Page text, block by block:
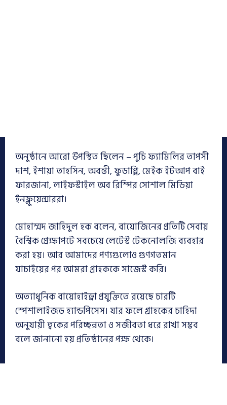
অনুষ্ঠানে আরো উপস্থিত ছিলেন – পুচি ফ্যামিলির তাপসী
দাশ, ইশায়া তাহসিন, অবন্তী, ফুডাপ্পি, মেইক ইটআপ বাই
ফারজানা, লাইফস্টাইল অব রিম্পির সোশাল মিডিয়া
ইনফ্লুয়েন্সাররা।
মোহাম্মদ জাহিদুল হক বলেন, বায়োজিনের প্রতিটি সেবায়
বৈশ্বিক প্রেক্ষাপটে সবচেয়ে লেটেস্ট টেকনোলজি ব্যবহার
করা হয়। আর আমাদের পণ্যগুলোও গুণগতমান
যাচাইয়ের পর আমরা গ্রাহককে সাজেস্ট করি।
অত্যাধুনিক বায়োহাইড্রা প্রযুক্তিতে রয়েছে চারটি
স্পেশালাইজড হ্যান্ডপিসেস। যার ফলে গ্রাহকের চাহিদা
অনুযায়ী ত্বকের পরিচ্ছন্নতা ও সজীবতা ধরে রাখা সম্ভব
বলে জানানো হয় প্রতিষ্ঠানের পক্ষ থেকে।